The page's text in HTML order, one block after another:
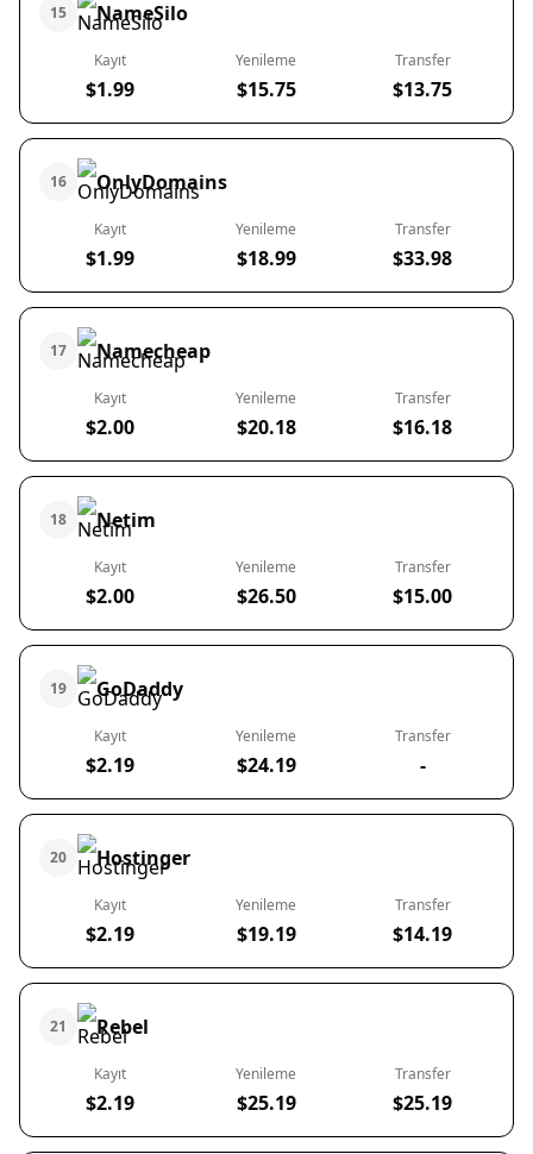
15 NameSilo
Kayıt
$1.99
Yenileme
$15.75
Transfer
$13.75
16 OnlyDomains
Kayıt
$1.99
Yenileme
$18.99
Transfer
$33.98
17 Namecheap
Kayıt
$2.00
Yenileme
$20.18
Transfer
$16.18
18 Netim
Kayıt
$2.00
Yenileme
$26.50
Transfer
$15.00
19 GoDaddy
Kayıt
$2.19
Yenileme
$24.19
Transfer
-
20 Hostinger
Kayıt
$2.19
Yenileme
$19.19
Transfer
$14.19
21 Rebel
Kayıt
$2.19
Yenileme
$25.19
Transfer
$25.19